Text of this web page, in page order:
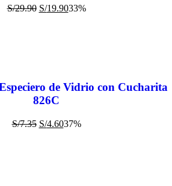
S/29.90 S/19.9033%
de Vidrio con Cucharita
826C
S/7.35 S/4.6037%